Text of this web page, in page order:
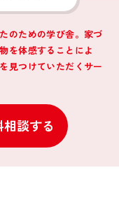
のための学び舎。家づ
を体感することによ
見つけていただくサー
談する